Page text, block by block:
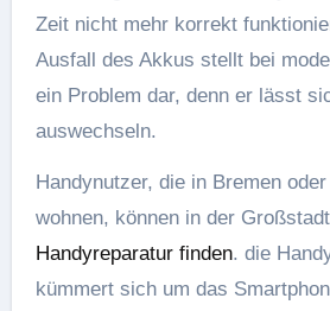
Zeit nicht mehr korrekt
Ausfall des Akkus stellt bei
ein Problem dar, denn er lässt
auswechseln.
Handynutzer, die in Bremen
wohnen, können in der Großstadt
Handyreparatur finden. die
kümmert sich um das